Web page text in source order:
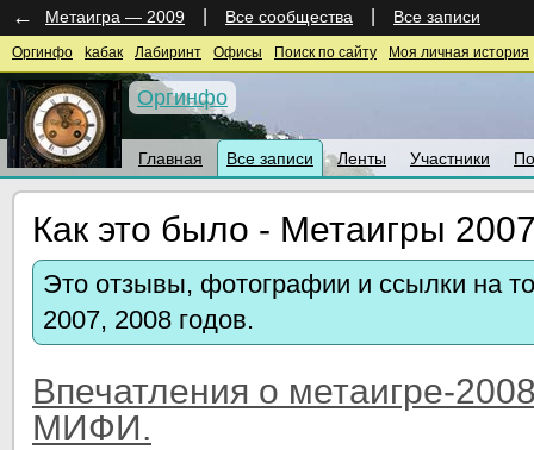
← Метаигра — 2009 Все сообщества Все записи
Оргинфо kaбак Лабиринт Офисы Поиск по сайту Моя личная история
Оргинфо
Главная Все записи Ленты Участники
Как это было - Метаигры
Это отзывы, фотографии и ссылки на
2007, 2008 годов.
Впечатления о метаигре-
МИФИ.